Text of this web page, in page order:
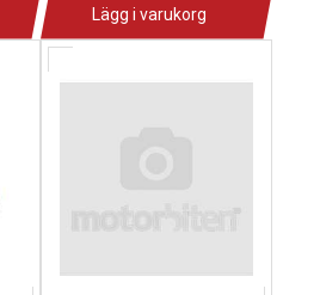
Lägg i varukorg